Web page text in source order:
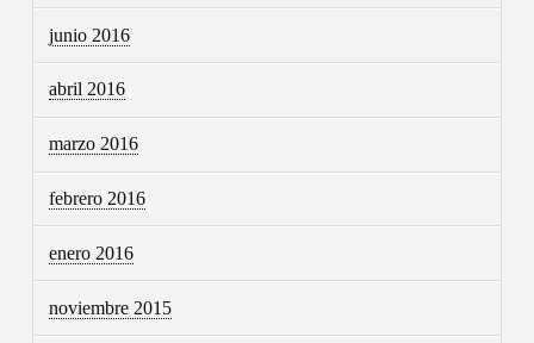
junio 2016
abril 2016
marzo 2016
febrero 2016
enero 2016
noviembre 2015